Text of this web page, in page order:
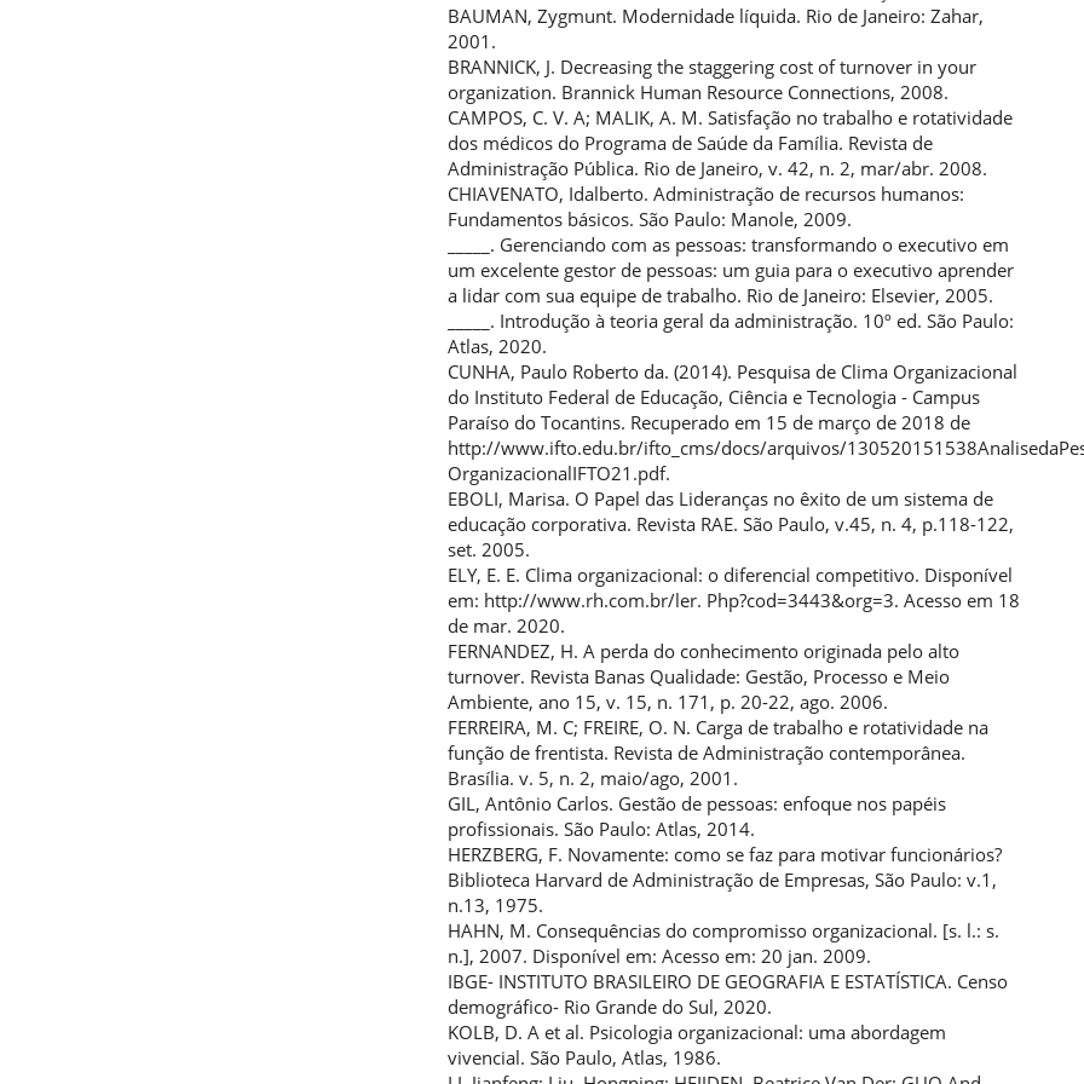
BAUMAN, Zygmunt. Modernidade líquida. Rio de Janeiro: Zahar,
2001.
BRANNICK, J. Decreasing the staggering cost of turnover in your
organization. Brannick Human Resource Connections, 2008.
CAMPOS, C. V. A; MALIK, A. M. Satisfação no trabalho e rotatividade
dos médicos do Programa de Saúde da Família. Revista de
Administração Pública. Rio de Janeiro, v. 42, n. 2, mar/abr. 2008.
CHIAVENATO, Idalberto. Administração de recursos humanos:
Fundamentos básicos. São Paulo: Manole, 2009.
_____. Gerenciando com as pessoas: transformando o executivo em
um excelente gestor de pessoas: um guia para o executivo aprender
a lidar com sua equipe de trabalho. Rio de Janeiro: Elsevier, 2005.
_____. Introdução à teoria geral da administração. 10º ed. São Paulo:
Atlas, 2020.
CUNHA, Paulo Roberto da. (2014). Pesquisa de Clima Organizacional
do Instituto Federal de Educação, Ciência e Tecnologia - Campus
Paraíso do Tocantins. Recuperado em 15 de março de 2018 de
http://www.ifto.edu.br/ifto_cms/docs/arquivos/
OrganizacionalIFTO21.pdf.
EBOLI, Marisa. O Papel das Lideranças no êxito de um sistema de
educação corporativa. Revista RAE. São Paulo, v.45, n. 4, p.118-122,
set. 2005.
ELY, E. E. Clima organizacional: o diferencial competitivo. Disponível
em: http://www.rh.com.br/ler. Php?cod=3443&org=3. Acesso em 18
de mar. 2020.
FERNANDEZ, H. A perda do conhecimento originada pelo alto
turnover. Revista Banas Qualidade: Gestão, Processo e Meio
Ambiente, ano 15, v. 15, n. 171, p. 20-22, ago. 2006.
FERREIRA, M. C; FREIRE, O. N. Carga de trabalho e rotatividade na
função de frentista. Revista de Administração contemporânea.
Brasília. v. 5, n. 2, maio/ago, 2001.
GIL, Antônio Carlos. Gestão de pessoas: enfoque nos papéis
profissionais. São Paulo: Atlas, 2014.
HERZBERG, F. Novamente: como se faz para motivar funcionários?
Biblioteca Harvard de Administração de Empresas, São Paulo: v.1,
n.13, 1975.
HAHN, M. Consequências do compromisso organizacional. [s. l.: s.
n.], 2007. Disponível em: Acesso em: 20 jan. 2009.
IBGE- INSTITUTO BRASILEIRO DE GEOGRAFIA E ESTATÍSTICA. Censo
demográfico- Rio Grande do Sul, 2020.
KOLB, D. A et al. Psicologia organizacional: uma abordagem
vivencial. São Paulo, Atlas, 1986.